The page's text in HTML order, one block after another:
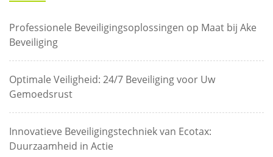
Professionele Beveiligingsoplossingen op Maat bij Ake
Beveiliging
Optimale Veiligheid: 24/7 Beveiliging voor Uw
Gemoedsrust
Innovatieve Beveiligingstechniek van Ecotax:
Duurzaamheid in Actie